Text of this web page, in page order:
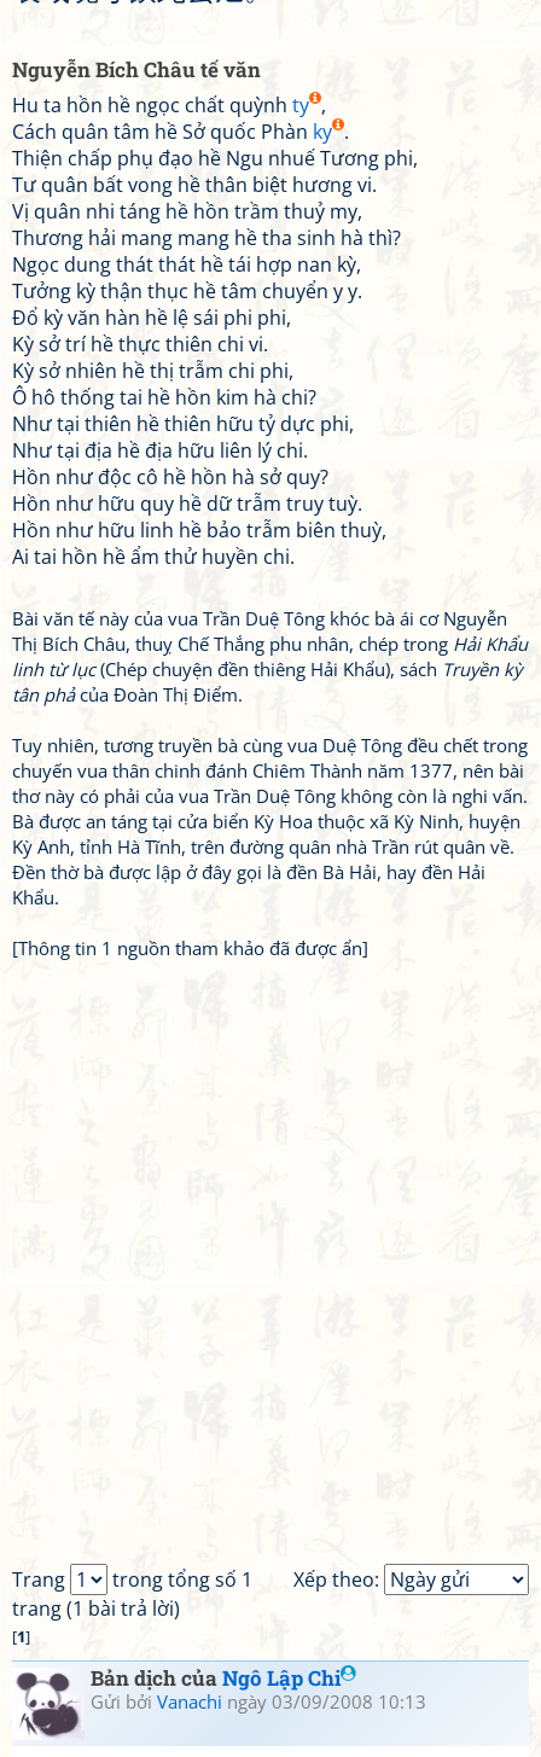
Nguyễn Bích Châu tế văn
Hu ta hồn hề ngọc chất quỳnh ty ,
Cách quân tâm hề Sở quốc Phàn ky .
Thiện chấp phụ đạo hề Ngu nhuế Tương phi,
Tư quân bất vong hề thân biệt hương vi.
Vị quân nhi táng hề hồn trầm thuỷ my,
Thương hải mang mang hề tha sinh hà thì?
Ngọc dung thát thát hề tái hợp nan kỳ,
Tưởng kỳ thận thục hề tâm chuyển y y.
Đổ kỳ văn hàn hề lệ sái phi phi,
Kỳ sở trí hề thực thiên chi vi.
Kỳ sở nhiên hề thị trẫm chi phi,
Ô hô thống tai hề hồn kim hà chi?
Như tại thiên hề thiên hữu tỷ dực phi,
Như tại địa hề địa hữu liên lý chi.
Hồn như độc cô hề hồn hà sở quy?
Hồn như hữu quy hề dữ trẫm truy tuỳ.
Hồn như hữu linh hề bảo trẫm biên thuỳ,
Ai tai hồn hề ẩm thử huyền chi.
Bài văn tế này của vua Trần Duệ Tông khóc bà ái cơ Nguyễn
Thị Bích Châu, thuỵ Chế Thắng phu nhân, chép trong Hải Khẩu
linh từ lục(Chép chuyện đền thiêng Hải Khẩu), sách Truyền kỳ
tân phảcủa Đoàn Thị Điểm.
Tuy nhiên, tương truyền bà cùng vua Duệ Tông đều chết trong
chuyến vua thân chinh đánh Chiêm Thành năm 1377, nên bài
thơ này có phải của vua Trần Duệ Tông không còn là nghi vấn.
Bà được an táng tại cửa biển Kỳ Hoa thuộc xã Kỳ Ninh, huyện
Kỳ Anh, tỉnh Hà Tĩnh, trên đường quân nhà Trần rút quân về.
Đền thờ bà được lập ở đây gọi là đền Bà Hải, hay đền Hải
Khẩu.
[Thông tin 1 nguồn tham khảo đã được ẩn]
Xếp theo:
Trang
trong tổng số 1
trang (1 bài trả lời)
[1]
Bản dịch củaNgô Lập Chi
Gửi bởi Vanachi ngày 03/09/2008 10:13